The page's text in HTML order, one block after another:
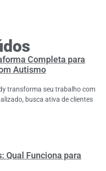
Completa para
Autismo
transforma seu trabalho com
busca ativa de clientes
Qual Funciona para